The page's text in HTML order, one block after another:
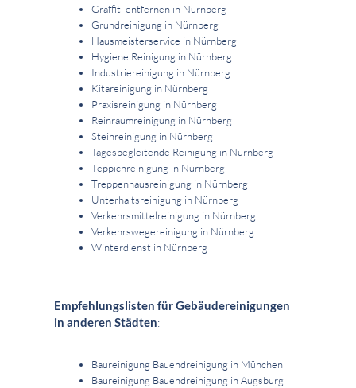
Graffiti entfernen in Nürnberg
Grundreinigung in Nürnberg
Hausmeisterservice in Nürnberg
Hygiene Reinigung in Nürnberg
Industriereinigung in Nürnberg
Kitareinigung in Nürnberg
Praxisreinigung in Nürnberg
Reinraumreinigung in Nürnberg
Steinreinigung in Nürnberg
Tagesbegleitende Reinigung in Nürnberg
Teppichreinigung in Nürnberg
Treppenhausreinigung in Nürnberg
Unterhaltsreinigung in Nürnberg
Verkehrsmittelreinigung in Nürnberg
Verkehrswegereinigung in Nürnberg
Winterdienst in Nürnberg
Empfehlungslisten für Gebäudereinigungen
in anderen Städten:
Baureinigung Bauendreinigung in München
Baureinigung Bauendreinigung in Augsburg